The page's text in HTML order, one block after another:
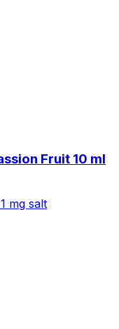
Fruit 10 ml
mg salt